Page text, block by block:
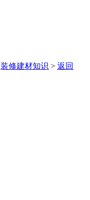
装修建材知识 > 返回